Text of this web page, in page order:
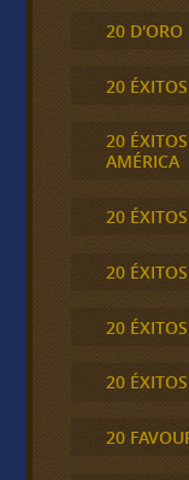
20 D'ORO
20 ÉXITOS
20
AMÉRICA
20
20
20
20
20